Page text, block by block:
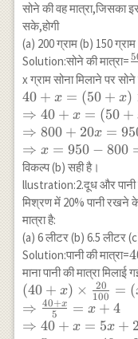
सोने की वह मात्रा,जिसका
सके,होगी
(a) 200 ग्राम (b) 150
Solution:सोने की मात्रा=
x ग्राम सोना मिलाने पर
40+x=
(50+x)
\times
\frac{95}
{100} \\
\Rightarrow
40+x=
(50+x)
\frac{19}
{20} \\
\Rightarrow
800+20
x=950+19 x
\\
\Rightarrow
40 + x = (50 + x)
⇒ 40 + x = (50 +
⇒ 800 + 20x =
⇒ x = 950 − 800
विकल्प (b) सही है।
llustration:2.दूध और पानी
मिश्रण में 20% पानी रखने
मात्रा है:
(a) 6 लीटर (b) 6.5 लीटर
Solution:पानी की मात्रा=
माना पानी की मात्रा मिलाई
(40+x)
\times
\frac{20}
(40 + x) × 100
20 = (
\Rightarrow
\frac{40+x}
⇒ 5
40+x = x + 4
⇒ 40 + x = 5x +